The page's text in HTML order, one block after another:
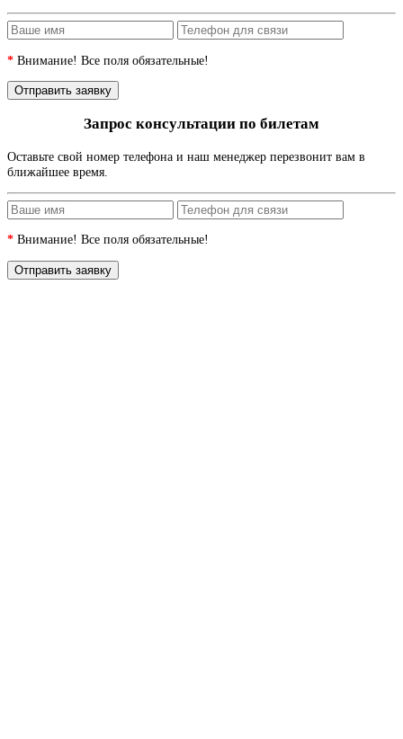
* Внимание! Все поля обязательные!
Запрос консультации по билетам
Оставьте свой номер телефона и наш менеджер перезвонит вам в
ближайшее время.
* Внимание! Все поля обязательные!